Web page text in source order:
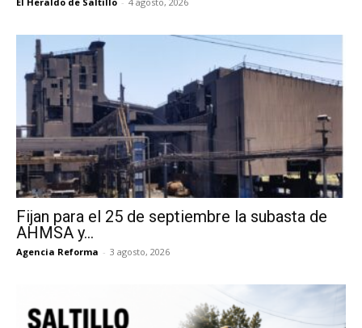
Fijan para el 25 de septiembre la subasta de
AHMSA y...
Agencia Reforma - 3 agosto, 2026